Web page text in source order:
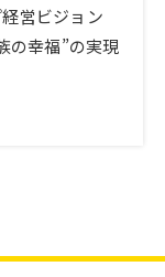
営ビジョン
の幸福”の実現